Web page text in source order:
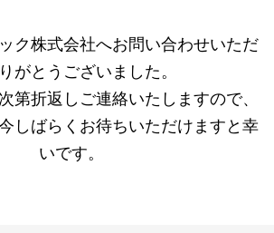
ク株式会社へお問い合わせいただ
がとうございました。
第折返しご連絡いたしますので、
しばらくお待ちいただけますと幸
いです。